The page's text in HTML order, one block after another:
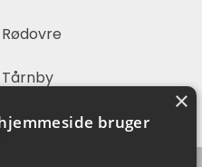
Rødovre
Tårnby
×
bruger